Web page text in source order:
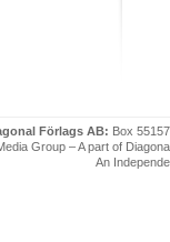
Förlags AB: Box
Group – A part of
An